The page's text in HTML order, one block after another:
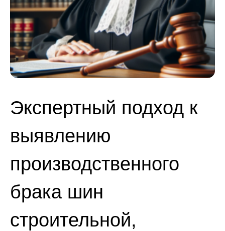
Экспертный подход к
выявлению
производственного
брака шин
строительной,